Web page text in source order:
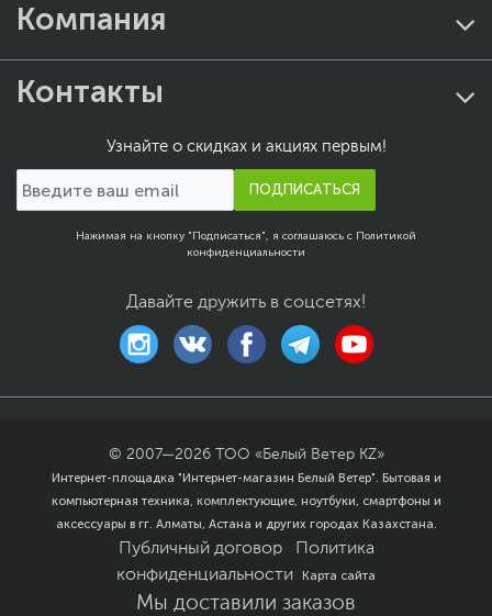
Компания
Контакты
Узнайте о скидках и акциях первым!
ПОДПИСАТЬСЯ
Нажимая на кнопку "Подписаться", я соглашаюсь с Политикой
конфиденциальности
Давайте дружить в соцсетях!
© 2007—2026
ТОО «Белый Ветер KZ»
Интернет-площадка "Интернет-магазин Белый Ветер". Бытовая и
компьютерная техника, комплектующие, ноутбуки, смартфоны и
аксессуары в гг. Алматы, Астана и других городах Казахстана.
Публичный договор
Политика
конфиденциальности
Карта сайта
Мы доставили заказов